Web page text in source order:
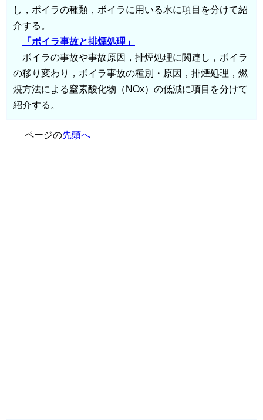
し，ボイラの種類，ボイラに用いる水に項目を分けて紹
介する。
「ボイラ事故と排煙処理」
ボイラの事故や事故原因，排煙処理に関連し，ボイラ
の移り変わり，ボイラ事故の種別・原因，排煙処理，燃
焼方法による窒素酸化物（NOx）の低減に項目を分けて
紹介する。
ページの先頭へ